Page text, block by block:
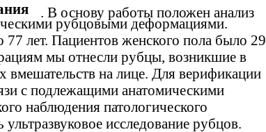
. В основу работы положен анализ
рубцовыми деформациями.
лет. Пациентов женского пола было 29
мы отнесли рубцы, возникшие в
вмешательств на лице. Для верификации
с подлежащими анатомическими
наблюдения патологического
исследование рубцов.